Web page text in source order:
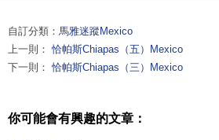
自訂分類： 馬雅迷蹤Mexico
上一則：恰帕斯Chiapas（五）Mexico
下一則：恰帕斯Chiapas（三）Mexico
你可能會有興趣的文章：